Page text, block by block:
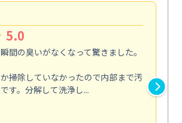
5.0
間の臭いがなくなって驚きました。
掃除していなかったので内部まで汚
す。分解して洗浄し...